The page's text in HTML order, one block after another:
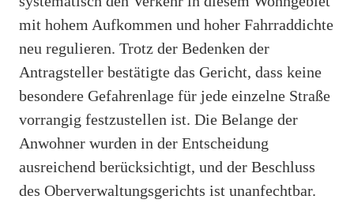
mit hohem Aufkommen und hoher Fahrraddichte
neu regulieren. Trotz der Bedenken der
Antragsteller bestätigte das Gericht, dass keine
besondere Gefahrenlage für jede einzelne Straße
vorrangig festzustellen ist. Die Belange der
Anwohner wurden in der Entscheidung
ausreichend berücksichtigt, und der Beschluss
des Oberverwaltungsgerichts ist unanfechtbar.